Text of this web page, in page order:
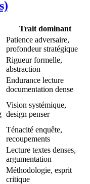
Trait dominant
Patience adversaire,
profondeur stratégique
Rigueur formelle,
abstraction
Endurance lecture
documentation dense
Vision systémique,
design penser
Ténacité enquête,
recoupements
Lecture textes denses,
argumentation
Méthodologie, esprit
critique